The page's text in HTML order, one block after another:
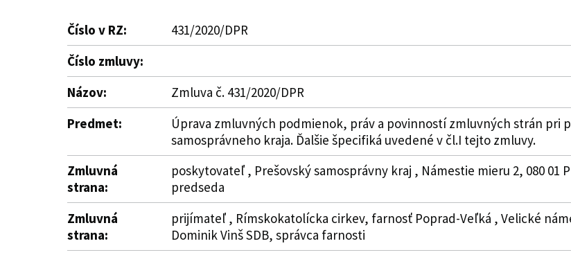
Číslo v RZ:
431/2020/DPR
Číslo zmluvy:
Názov:
Zmluva č. 431/2020/DPR
Predmet:
Úprava zmluvných podmienok, práv a povinností zmluvných strán pri
samosprávneho kraja. Ďalšie špecifiká uvedené v čl.I tejto zmluvy.
Zmluvná
strana:
poskytovateľ , Prešovský samosprávny kraj , Námestie mieru 2, 080 01
predseda
Zmluvná
strana:
prijímateľ , Rímskokatolícka cirkev, farnosť Poprad-Veľká , Velické
Dominik Vinš SDB, správca farnosti